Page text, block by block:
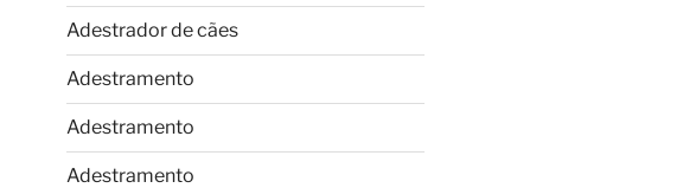
Adestrador de cães
Adestramento
Adestramento
Adestramento